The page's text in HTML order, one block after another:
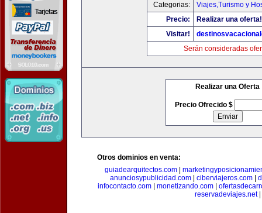
Categorias:
Viajes,Turismo y
Precio:
Realizar una oferta!
Visitar!
Serán consideradas
Realizar una Oferta
Precio Ofrecido $
Otros dominios en venta:
guiadearquitectos.com
anunciosypublicidad.com| ciberviajeros.com|
infocontacto.com
monetizando.com
reservadeviajes.net|